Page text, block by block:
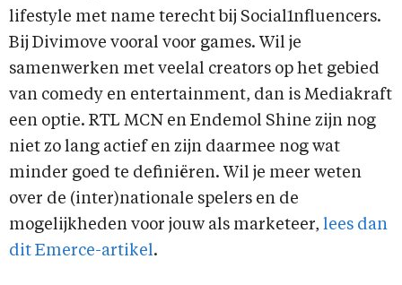
lifestyle met name terecht bij Social1nfluencers.
Bij Divimove vooral voor games. Wil je
samenwerken met veelal creators op het gebied
van comedy en entertainment, dan is Mediakraft
een optie. RTL MCN en Endemol Shine zijn nog
niet zo lang actief en zijn daarmee nog wat
minder goed te definiëren. Wil je meer weten
over de (inter)nationale spelers en de
mogelijkheden voor jouw als marketeer, lees dan
dit Emerce-artikel.